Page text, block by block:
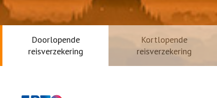
Doorlopende
reisverzekering
Kortlopende
reisverzekering